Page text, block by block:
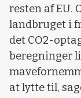
resten af EU.
landbruget i
det CO2-
beregninger
at lytte til,